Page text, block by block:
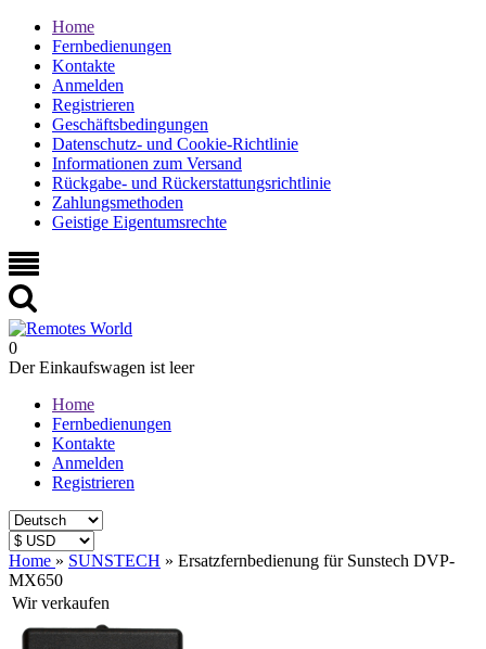
Home
Fernbedienungen
Kontakte
Anmelden
Registrieren
Geschäftsbedingungen
Datenschutz- und Cookie-Richtlinie
Informationen zum Versand
Rückgabe- und Rückerstattungsrichtlinie
Zahlungsmethoden
Geistige Eigentumsrechte
0
Der Einkaufswagen ist leer
Home
Fernbedienungen
Kontakte
Anmelden
Registrieren
Home » SUNSTECH » Ersatzfernbedienung für Sunstech DVP-
MX650
Wir verkaufen